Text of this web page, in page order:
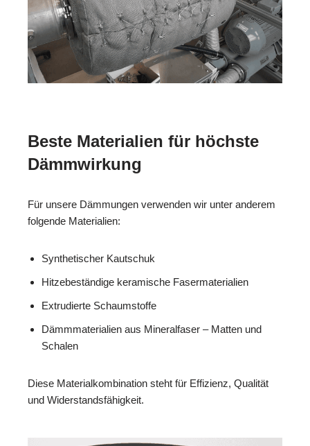
Beste Materialien für höchste
Dämmwirkung
Für unsere Dämmungen verwenden wir unter anderem
folgende Materialien:
Synthetischer Kautschuk
Hitzebeständige keramische Fasermaterialien
Extrudierte Schaumstoffe
Dämmmaterialien aus Mineralfaser – Matten und
Schalen
Diese Materialkombination steht für Effizienz, Qualität
und Widerstandsfähigkeit.